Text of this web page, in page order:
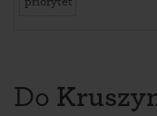
Do